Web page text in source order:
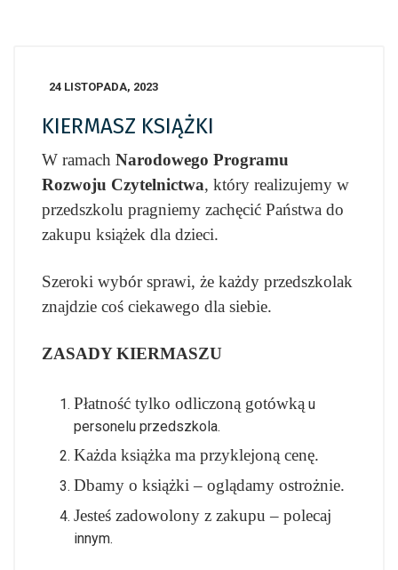
24 LISTOPADA, 2023
KIERMASZ KSIĄŻKI
W ramach Narodowego Programu
Rozwoju Czytelnictwa, który realizujemy w
przedszkolu pragniemy zachęcić Państwa do
zakupu książek dla dzieci.
Szeroki wybór sprawi, że każdy przedszkolak
znajdzie coś ciekawego dla siebie.
ZASADY KIERMASZU
Płatność tylko odliczoną gotówką u
personelu przedszkola.
Każda książka ma przyklejoną cenę.
Dbamy o książki – oglądamy ostrożnie.
Jesteś zadowolony z zakupu – polecaj
innym.